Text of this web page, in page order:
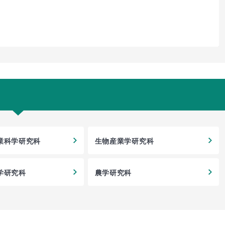
科学研究科 生物産業学研究科
研究科 農学研究科